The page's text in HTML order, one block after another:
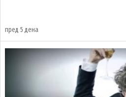
пред 5 дена